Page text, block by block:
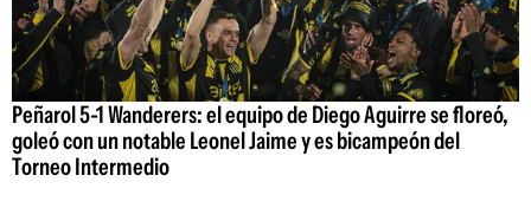
Peñarol 5-1 Wanderers: el equipo de Diego Aguirre se floreó,
goleó con un notable Leonel Jaime y es bicampeón del
Torneo Intermedio